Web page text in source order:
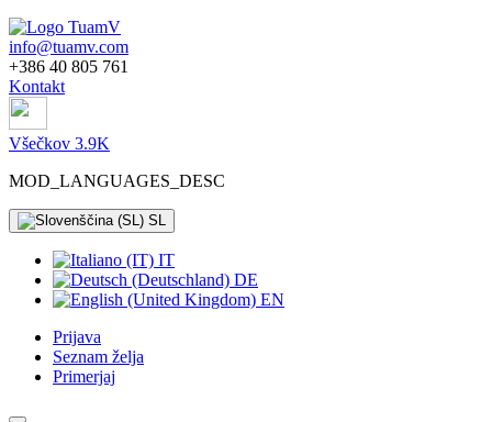
info@tuamv.com
+386 40 805 761
Kontakt
Všečkov 3.9K
MOD_LANGUAGES_DESC
SL
IT
DE
EN
Prijava
Seznam želja
Primerjaj